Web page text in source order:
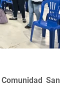
San